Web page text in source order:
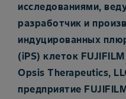
исследованиями,
разработчик и
индуцированных
(iPS) клеток
Opsis Therapeutics,
предприятие